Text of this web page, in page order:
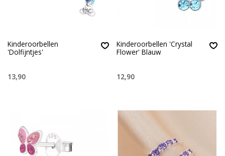
Kinderoorbellen
'Dolfijntjes'
13,90
Kinderoorbellen 'Crystal
Flower' Blauw
12,90